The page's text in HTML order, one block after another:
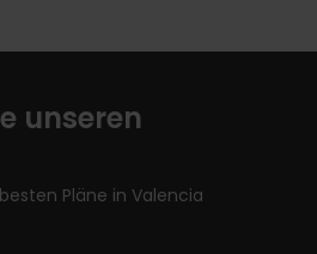
unseren
Pläne in Valencia